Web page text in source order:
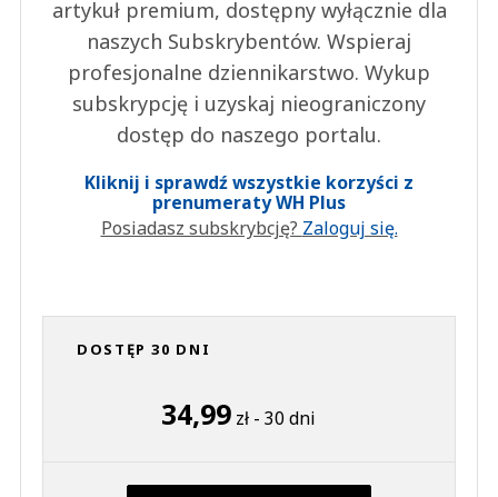
artykuł premium, dostępny wyłącznie dla
naszych Subskrybentów. Wspieraj
profesjonalne dziennikarstwo. Wykup
subskrypcję i uzyskaj nieograniczony
dostęp do naszego portalu.
Kliknij i sprawdź wszystkie korzyści z
prenumeraty WH Plus
Posiadasz subskrybcję? Zaloguj się.
DOSTĘP 30 DNI
34,99 zł - 30 dni